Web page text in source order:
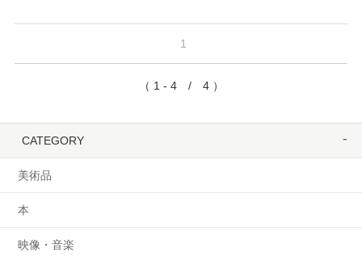
1
（ 1 - 4 / 4 ）
CATEGORY
美術品
本
映像・音楽